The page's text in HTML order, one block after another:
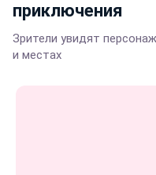
приключения
Зрители увидят
и местах